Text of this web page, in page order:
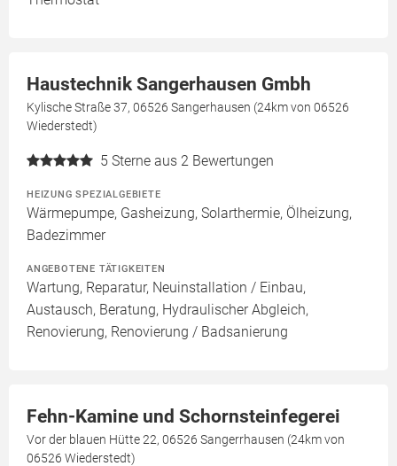
Haustechnik Sangerhausen Gmbh
Kylische Straße 37, 06526 Sangerhausen (24km von 06526
Wiederstedt)
5 Sterne aus 2 Bewertungen
HEIZUNG SPEZIALGEBIETE
Wärmepumpe, Gasheizung, Solarthermie, Ölheizung,
Badezimmer
ANGEBOTENE TÄTIGKEITEN
Wartung, Reparatur, Neuinstallation / Einbau,
Austausch, Beratung, Hydraulischer Abgleich,
Renovierung, Renovierung / Badsanierung
Fehn-Kamine und Schornsteinfegerei
Vor der blauen Hütte 22, 06526 Sangerrhausen (24km von
06526 Wiederstedt)